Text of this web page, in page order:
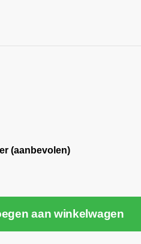
(aanbevolen)
aan winkelwagen